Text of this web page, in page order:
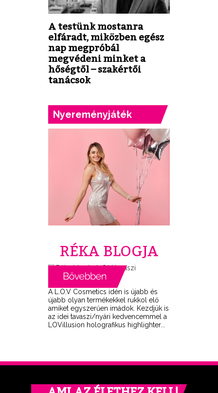
A testünk mostanra
elfáradt, miközben egész
nap megpróbál
megvédeni minket a
hőségtől – szakértői
tanácsok
Nyereményjáték
RÉKA BLOGJA
A L.O.V Cosmetics idén is újabb és
újabb olyan termékekkel rukkol elő
amiket egyszerűen imádok. Kezdjük is
az idei tavaszi/nyári kedvencemmel a
LOVillusion holografikus highlighter...